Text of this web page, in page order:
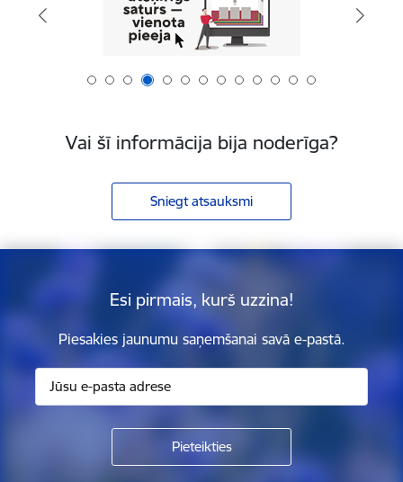
Vai šī informācija bija noderīga?
Sniegt atsauksmi
Esi pirmais, kurš uzzina!
Piesakies jaunumu saņemšanai savā e-pastā.